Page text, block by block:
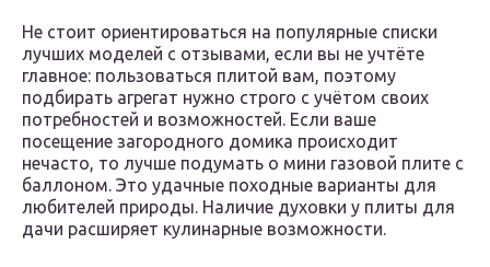
Не стоит ориентироваться на популярные списки
лучших моделей с отзывами, если вы не учтёте
главное: пользоваться плитой вам, поэтому
подбирать агрегат нужно строго с учётом своих
потребностей и возможностей. Если ваше
посещение загородного домика происходит
нечасто, то лучше подумать о мини газовой плите с
баллоном. Это удачные походные варианты для
любителей природы. Наличие духовки у плиты для
дачи расширяет кулинарные возможности.